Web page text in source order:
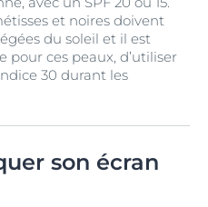
et noires doivent
du soleil et il est
ces peaux, d’utiliser
30 durant les
son écran